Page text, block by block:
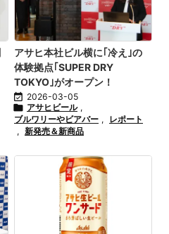
アサヒ本社ビル横に｢冷え｣の
体験拠点｢SUPER DRY
TOKYO｣がオープン！
 2026-03-05
 アサヒビール ,
ブルワリーやビアバー , レポート
, 新発売＆新商品